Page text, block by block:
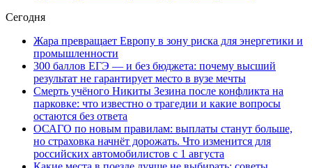
Сегодня
Жара превращает Европу в зону риска для энергетики и
промышленности
300 баллов ЕГЭ — и без бюджета: почему высший
результат не гарантирует место в вузе мечты
Смерть учёного Никиты Зезина после конфликта на
парковке: что известно о трагедии и какие вопросы
остаются без ответа
ОСАГО по новым правилам: выплаты станут больше,
но страховка начнёт дорожать. Что изменится для
российских автомобилистов с 1 августа